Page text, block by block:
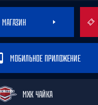
МАГАЗИН
МОБИЛЬНОЕ ПРИЛОЖЕНИЕ
МХК ЧАЙКА